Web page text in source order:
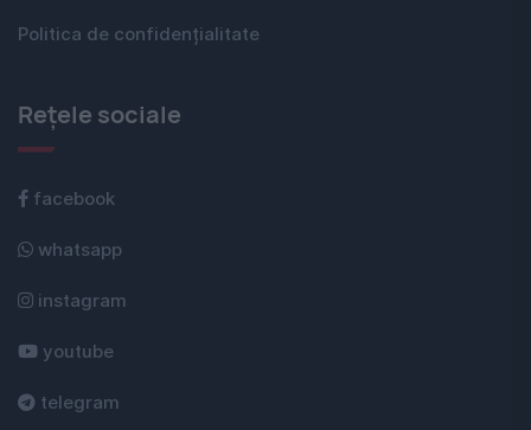
Politica de confidențialitate
Rețele sociale
facebook
whatsapp
instagram
youtube
telegram